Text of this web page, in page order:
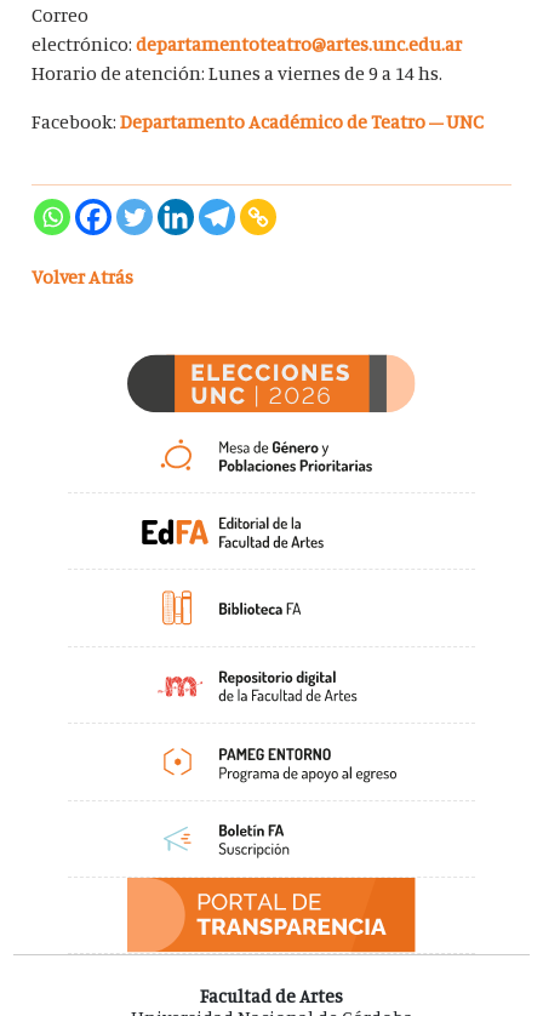
Correo
electrónico:departamentoteatro@artes.unc.edu.ar
Horario de atención: Lunes a viernes de 9 a 14 hs.
Facebook:Departamento Académico de Teatro – UNC
Volver Atrás
Facultad de Artes